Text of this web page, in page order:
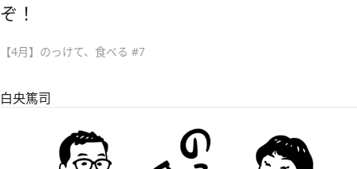
ぞ！
【4月】のっけて、食べる #7
白央篤司